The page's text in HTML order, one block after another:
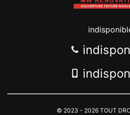
© 2023 - 2026 TOUT